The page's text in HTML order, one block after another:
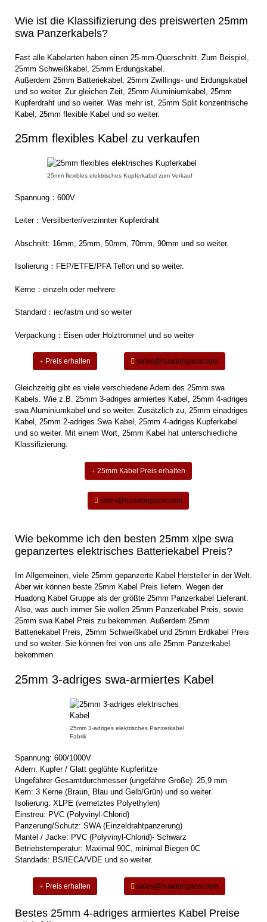
Wie ist die Klassifizierung des preiswerten 25mm
swa Panzerkabels?
Fast alle Kabelarten haben einen 25-mm-Querschnitt. Zum Beispiel,
25mm Schweißkabel, 25mm Erdungskabel.
Außerdem 25mm Batteriekabel, 25mm Zwillings- und Erdungskabel
und so weiter. Zur gleichen Zeit, 25mm Aluminiumkabel, 25mm
Kupferdraht und so weiter. Was mehr ist, 25mm Split konzentrische
Kabel, 25mm flexible Kabel und so weiter.
25mm flexibles Kabel zu verkaufen
25mm flexibles elektrisches Kupferkabel zum Verkauf
Spannung：600V
Leiter：Versilberter/verzinnter Kupferdraht
Abschnitt: 16mm, 25mm, 50mm, 70mm, 90mm und so weiter.
Isolierung：FEP/ETFE/PFA Teflon und so weiter.
Kerne：einzeln oder mehrere
Standard：iec/astm und so weiter
Verpackung：Eisen oder Holztrommel und so weiter
Preis erhalten sales@huadongacsr.com
Gleichzeitig gibt es viele verschiedene Adern des 25mm swa
Kabels. Wie z.B. 25mm 3-adriges armiertes Kabel, 25mm 4-adriges
swa Aluminiumkabel und so weiter. Zusätzlich zu, 25mm einadriges
Kabel, 25mm 2-adriges Swa Kabel, 25mm 4-adriges Kupferkabel
und so weiter. Mit einem Wort, 25mm Kabel hat unterschiedliche
Klassifizierung.
25mm Kabel Preis erhalten
sales@huadongacsr.com
Wie bekomme ich den besten 25mm xlpe swa
gepanzertes elektrisches Batteriekabel Preis?
Im Allgemeinen, viele 25mm gepanzerte Kabel Hersteller in der Welt.
Aber wir können beste 25mm Kabel Preis liefern. Wegen der
Huadong Kabel Gruppe als der größte 25mm Panzerkabel Lieferant.
Also, was auch immer Sie wollen 25mm Panzerkabel Preis, sowie
25mm swa Kabel Preis zu bekommen. Außerdem 25mm
Batteriekabel Preis, 25mm Schweißkabel und 25mm Erdkabel Preis
und so weiter. Sie können frei von uns alle 25mm Panzerkabel
bekommen.
25mm 3-adriges swa-armiertes Kabel
25mm 3-adriges elektrisches Panzerkabel
Fabrik
Spannung: 600/1000V
Adern: Kupfer / Glatt geglühte Kupferlitze
Ungefährer Gesamtdurchmesser (ungefähre Größe): 25,9 mm
Kern: 3 Kerne (Braun, Blau und Gelb/Grün) und so weiter.
Isolierung: XLPE (vernetztes Polyethylen)
Einstreu: PVC (Polyvinyl-Chlorid)
Panzerung/Schutz: SWA (Einzeldrahtpanzerung)
Mantel / Jacke: PVC (Polyvinyl-Chlorid)- Schwarz
Betriebstemperatur: Maximal 90C, minimal Biegen 0C
Standads: BS/IECA/VDE und so weiter.
Preis erhalten sales@huadongacsr.com
Bestes 25mm 4-adriges armiertes Kabel Preise